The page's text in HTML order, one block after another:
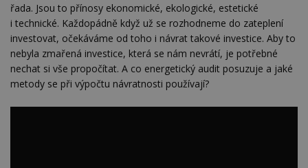
řada. Jsou to přínosy ekonomické, ekologické, estetické
i technické. Každopádně když už se rozhodneme do zateplení
investovat, očekáváme od toho i návrat takové investice. Aby to
nebyla zmařená investice, která se nám nevrátí, je potřebné
nechat si vše propočítat. A co energetický audit posuzuje a jaké
metody se při výpočtu návratnosti používají?